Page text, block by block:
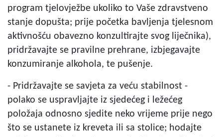
program tjelovježbe ukoliko to Vaše zdravstveno
stanje dopušta; prije početka bavljenja tjelesnom
aktivnošću obavezno konzultirajte svog liječnika),
pridržavajte se pravilne prehrane, izbjegavajte
konzumiranje alkohola, te pušenje.
- Pridržavajte se savjeta za veću stabilnost -
polako se uspravljajte iz sjedećeg i ležećeg
položaja odnosno sjedite neko vrijeme prije nego
što se ustanete iz kreveta ili sa stolice; hodajte